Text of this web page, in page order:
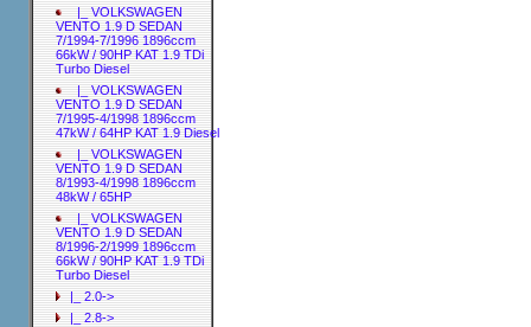
|_ VOLKSWAGEN
VENTO 1.9 D SEDAN
7/1994-7/1996 1896ccm
66kW / 90HP KAT 1.9 TDi
Turbo Diesel
|_ VOLKSWAGEN
VENTO 1.9 D SEDAN
7/1995-4/1998 1896ccm
47kW / 64HP KAT 1.9 Diesel
|_ VOLKSWAGEN
VENTO 1.9 D SEDAN
8/1993-4/1998 1896ccm
48kW / 65HP
|_ VOLKSWAGEN
VENTO 1.9 D SEDAN
8/1996-2/1999 1896ccm
66kW / 90HP KAT 1.9 TDi
Turbo Diesel
|_ 2.0->
|_ 2.8->